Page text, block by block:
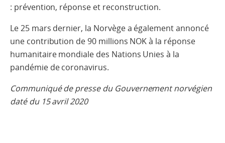
: prévention, réponse et reconstruction.
Le 25 mars dernier, la Norvège a également annoncé
une contribution de 90 millions NOK à la réponse
humanitaire mondiale des Nations Unies à la
pandémie de coronavirus.
Communiqué de presse du Gouvernement norvégien
daté du 15 avril 2020